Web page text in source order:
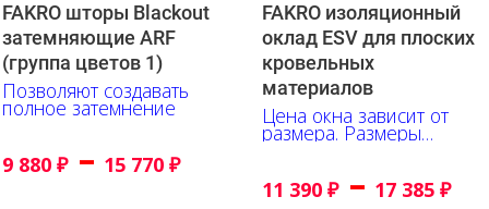
FAKRO шторы Blackout
затемняющие ARF
(группа цветов 1)
Позволяют создавать
полное затемнение
9 880 ₽ – 15 770 ₽
FAKRO изоляционный
оклад ESV для плоских
кровельных
материалов
Цена окна зависит от
размера. Размеры
11 390 ₽ – 17 385 ₽